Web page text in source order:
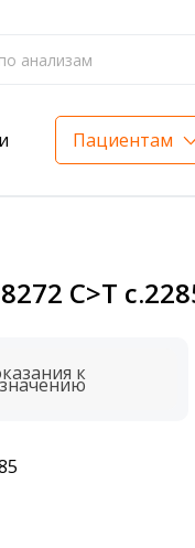
Пациентам
витамины
на наличие
C>T
к